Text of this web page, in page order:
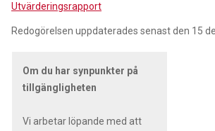
Utvärderingsrapport
Redogörelsen uppdaterades senast den 15
Om du har synpunkter på
tillgängligheten
Vi arbetar löpande med att